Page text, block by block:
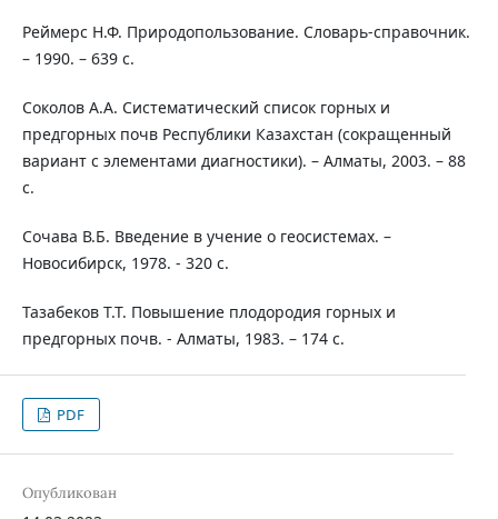
Реймерс Н.Ф. Природопользование. Словарь-справочник.
– 1990. – 639 с.
Соколов А.А. Систематический список горных и
предгорных почв Республики Казахстан (сокращенный
вариант с элементами диагностики). – Алматы, 2003. – 88
с.
Сочава В.Б. Введение в учение о геосистемах. –
Новосибирск, 1978. - 320 с.
Тазабеков Т.Т. Повышение плодородия горных и
предгорных почв. - Алматы, 1983. – 174 с.
PDF
Опубликован